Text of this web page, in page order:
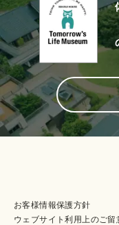
お客様情報保護方針
ウェブサイト利⽤上のご留